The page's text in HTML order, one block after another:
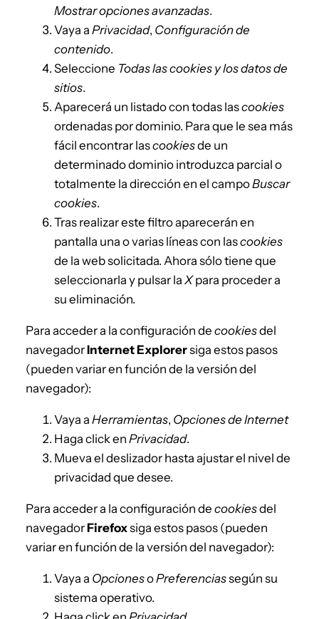
Mostrar opciones avanzadas.
Vaya a Privacidad, Configuración de
contenido.
Seleccione Todas lascookies y los datos de
sitios.
Aparecerá un listado con todas lascookies
ordenadas por dominio. Para que le sea más
fácil encontrar lascookiesde un
determinado dominio introduzca parcial o
totalmente la dirección en el campoBuscar
cookies.
Tras realizar este filtro aparecerán en
pantalla una o varias líneas con lascookies
de la web solicitada. Ahora sólo tiene que
seleccionarla y pulsar la Xpara proceder a
su eliminación.
Para acceder a la configuración de cookiesdel
navegadorInternet Explorersiga estos pasos
(pueden variar en función de la versión del
navegador):
Vaya a Herramientas, Opciones de Internet
Haga click en Privacidad.
Mueva el deslizador hasta ajustar el nivel de
privacidad que desee.
Para acceder a la configuración de cookiesdel
navegadorFirefoxsiga estos pasos (pueden
variar en función de la versión del navegador):
Vaya a OpcionesoPreferenciassegún su
sistema operativo.